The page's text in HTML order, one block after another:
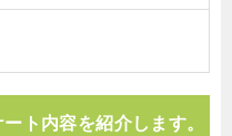
ト内容を紹介します。